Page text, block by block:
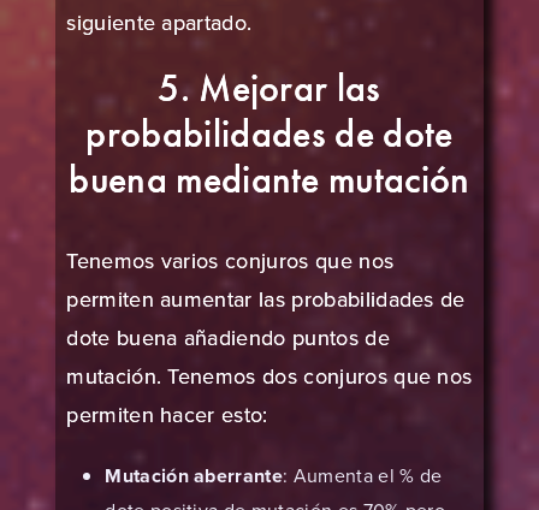
siguiente apartado.
5. Mejorar las
probabilidades de dote
buena mediante mutación
Tenemos varios conjuros que nos
permiten aumentar las probabilidades de
dote buena añadiendo puntos de
mutación. Tenemos dos conjuros que nos
permiten hacer esto:
Mutación aberrante: Aumenta el % de